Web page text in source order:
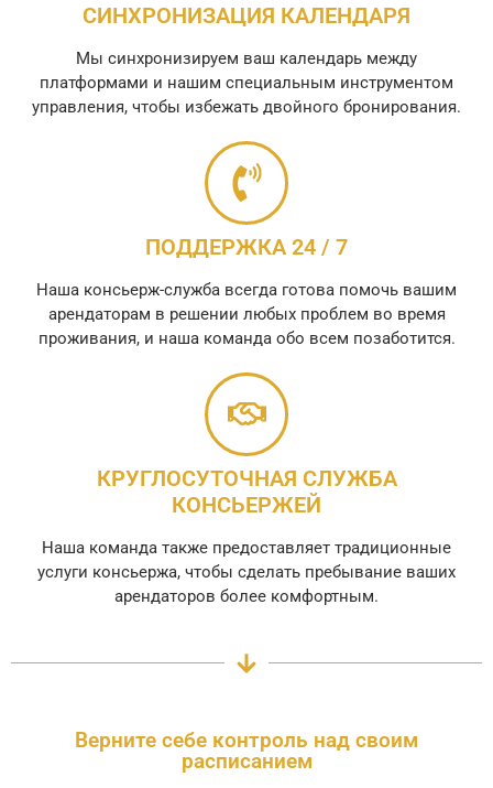
СИНХРОНИЗАЦИЯ КАЛЕНДАРЯ
Мы синхронизируем ваш календарь между
платформами и нашим специальным инструментом
управления, чтобы избежать двойного бронирования.
ПОДДЕРЖКА 24 / 7
Наша консьерж-служба всегда готова помочь вашим
арендаторам в решении любых проблем во время
проживания, и наша команда обо всем позаботится.
КРУГЛОСУТОЧНАЯ СЛУЖБА
КОНСЬЕРЖЕЙ
Наша команда также предоставляет традиционные
услуги консьержа, чтобы сделать пребывание ваших
арендаторов более комфортным.
Верните себе контроль над своим
расписанием